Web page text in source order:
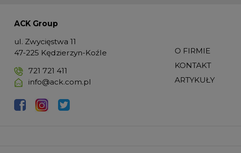
ACK Group
ul. Zwycięstwa 11
47-225 Kędzierzyn-Koźle
721 721 411
info@ack.com.pl
O FIRMIE
KONTAKT
ARTYKUŁY